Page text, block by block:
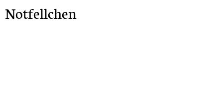
Notfellchen